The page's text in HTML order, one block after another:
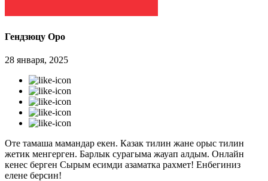
Гендзюцу Оро
28 января, 2025
Оте тамаша мамандар екен. Казак тилин жане орыс тилин
жетик менгерген. Барлык сурагыма жауап алдым. Онлайн
кенес берген Сырым есимди азаматка рахмет! Енбегиниз
елене берсин!